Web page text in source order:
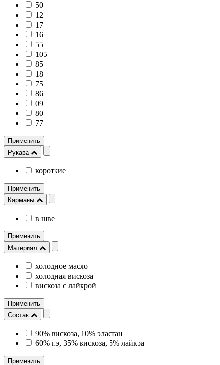
50
12
17
16
55
105
85
18
75
86
09
80
77
Применить
Рукава
короткие
Применить
Карманы
в шве
Применить
Материал
холодное масло
холодная вискоза
вискоза с лайкрой
Применить
Состав
90% вискоза, 10% эластан
60% пэ, 35% вискоза, 5% лайкра
Применить